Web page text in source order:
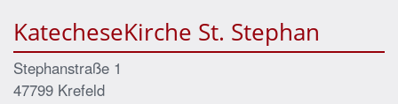
KatecheseKirche St. Stephan
Stephanstraße 1
47799 Krefeld